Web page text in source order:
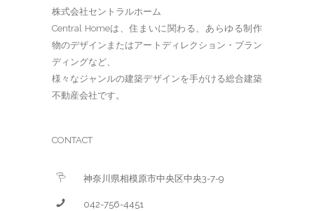
株式会社セントラルホーム
Central Homeは、住まいに関わる、あらゆる制作
物のデザインまたはアートディレクション・ブラン
ディングなど、
様々なジャンルの建築デザインを手がける総合建築
不動産会社です。
CONTACT
神奈川県相模原市中央区中央3-7-9
042-756-4451